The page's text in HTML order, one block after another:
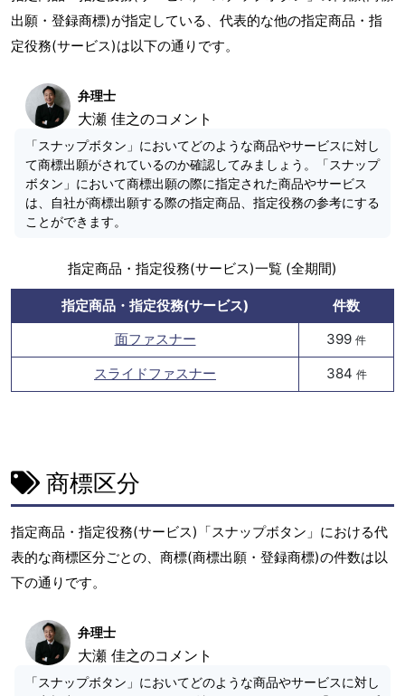
出願・登録商標)が指定している、代表的な他の指定商品・指
定役務(サービス)は以下の通りです。
弁理士
大瀬 佳之のコメント
「スナップボタン」においてどのような商品やサービスに対し
て商標出願がされているのか確認してみましょう。「スナップ
ボタン」において商標出願の際に指定された商品やサービス
は、自社が商標出願する際の指定商品、指定役務の参考にする
ことができます。
指定商品・指定役務(サービス)一覧 (全期間)
指定商品・指定役務(サービス)
件数
面ファスナー
399 件
スライドファスナー 384 件
商標区分
指定商品・指定役務(サービス)「スナップボタン」における代
表的な商標区分ごとの、商標(商標出願・登録商標)の件数は以
下の通りです。
弁理士
大瀬 佳之のコメント
「スナップボタン」においてどのような商品やサービスに対し